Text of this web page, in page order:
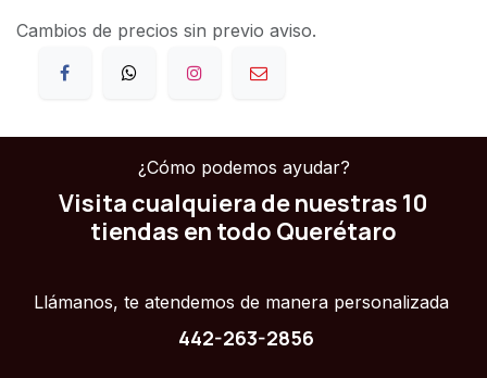
Cambios de precios sin previo aviso.
¿Cómo podemos ayudar?
Visita cualquiera de nuestras 10
tiendas en todo Querétaro
Llámanos, te atendemos de manera personalizada
442-263-2856